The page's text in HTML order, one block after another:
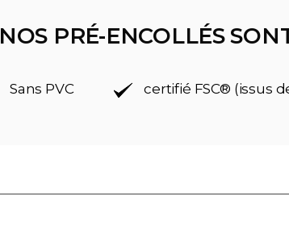
NOS PRÉ-ENCOLLÉS
Sans PVC certifié FSC® (issus